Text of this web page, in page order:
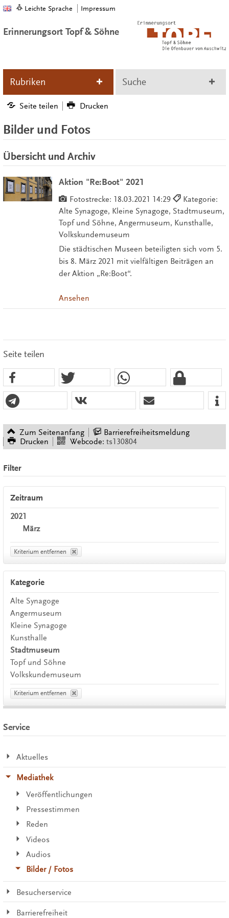
Leichte Sprache Impressum
Erinnerungsort Topf & Söhne
Rubriken Suche
Seite teilen Drucken
Bilder und Fotos
Übersicht und Archiv
Aktion "Re:Boot" 2021
Fotostrecke: 18.03.2021 14:29
Kategorie:
Alte Synagoge, Kleine Synagoge, Stadtmuseum,
Topf und Söhne, Angermuseum, Kunsthalle,
Volkskundemuseum
Die städtischen Museen beteiligten sich vom 5.
bis 8. März 2021 mit vielfältigen Beiträgen an
der Aktion „Re:Boot“.
Ansehen
Seite teilen
Zum Seitenanfang
Barrierefreiheitsmeldung
Drucken
Webcode: ts130804
Filter
Zeitraum
2021
März
Kriterium entfernen
Kategorie
Alte Synagoge
Angermuseum
Kleine Synagoge
Kunsthalle
Stadtmuseum
Topf und Söhne
Volkskundemuseum
Kriterium entfernen
Service
Aktuelles
Mediathek
Veröffentlichungen
Pressestimmen
Reden
Videos
Audios
Bilder / Fotos
Besucherservice
Barrierefreiheit